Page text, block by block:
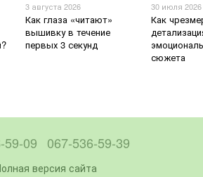
3 августа 2026
Как глаза «читают»
вышивку в течение
первых 3 секунд
30 июля 2026
Как
сюжета
59-09 067-536-59-39
версия сайта